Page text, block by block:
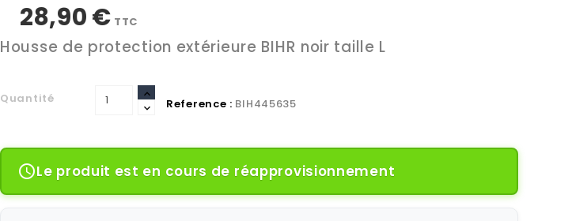
28,90 € TTC
Housse de protection extérieure BIHR noir taille L
Quantité Reference : BIH445635
Le produit est en cours de réapprovisionnement